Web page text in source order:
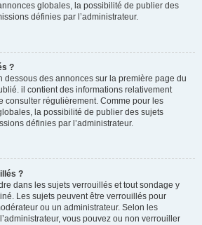
globales, la possibilité de publier des
définies par l’administrateur.
?
dessous des annonces sur la première page du
il contient des informations relativement
consulter régulièrement. Comme pour les
la possibilité de publier des sujets
définies par l’administrateur.
?
dans les sujets verrouillés et tout sondage y
Les sujets peuvent être verrouillés pour
ou un administrateur. Selon les
vous pouvez ou non verrouiller